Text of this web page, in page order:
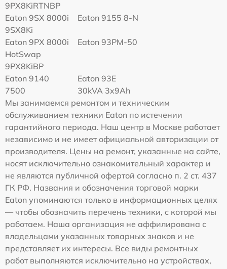
9PX8KiRTNBP
Eaton 9SX 8000i
9SX8Ki
Eaton 9155 8-N
Eaton 9PX 8000i
HotSwap
9PX8KiBP
Eaton 93PM-50
Eaton 9140
7500
Eaton 93E
30kVA 3x9Ah
Мы занимаемся ремонтом и техническим
обслуживанием техники Eaton по истечении
гарантийного периода. Наш центр в Москве работает
независимо и не имеет официальной авторизации от
производителя. Цены на ремонт, указанные на сайте,
носят исключительно ознакомительный характер и
не являются публичной офертой согласно п. 2 ст. 437
ГК РФ. Названия и обозначения торговой марки
Eaton упоминаются только в информационных целях
— чтобы обозначить перечень техники, с которой мы
работаем. Наша организация не аффилирована с
владельцами указанных товарных знаков и не
представляет их интересы. Все виды ремонтных
работ выполняются исключительно на устройствах,